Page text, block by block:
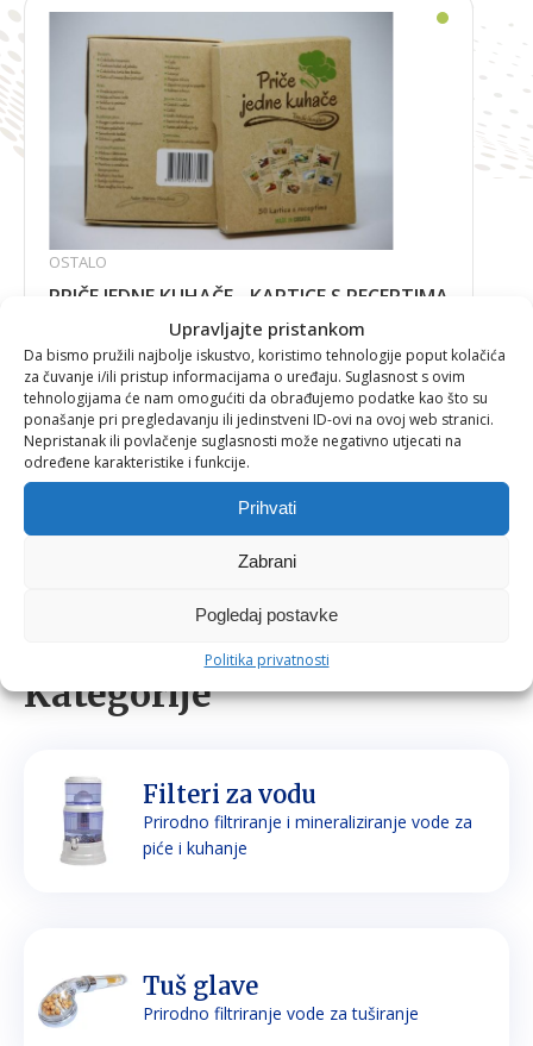
Upravljajte pristankom
Da bismo pružili najbolje iskustvo, koristimo tehnologije poput kolačića
za čuvanje i/ili pristup informacijama o uređaju. Suglasnost s ovim
tehnologijama će nam omogućiti da obrađujemo podatke kao što su
ponašanje pri pregledavanju ili jedinstveni ID-ovi na ovoj web stranici.
Nepristanak ili povlačenje suglasnosti može negativno utjecati na
određene karakteristike i funkcije.
Prihvati
Zabrani
Pogledaj postavke
Politika privatnosti
Kategorije
Filteri za vodu
Prirodno filtriranje i mineraliziranje vode za
piće i kuhanje
Tuš glave
Prirodno filtriranje vode za tuširanje
23,89€
OSTALO
PRIČE JEDNE KUHAČE - KARTICE S RECEPTIMA